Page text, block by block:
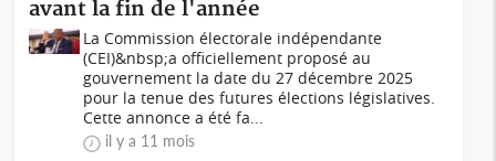
avant la fin de l'année
La Commission électorale indépendante
(CEI)&nbsp;a officiellement proposé au
gouvernement la date du 27 décembre 2025
pour la tenue des futures élections législatives.
Cette annonce a été fa...
il y a 11 mois